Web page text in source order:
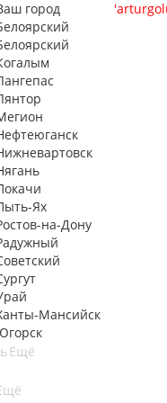
город
Ях
на-Дону
Мансийск
Ещё